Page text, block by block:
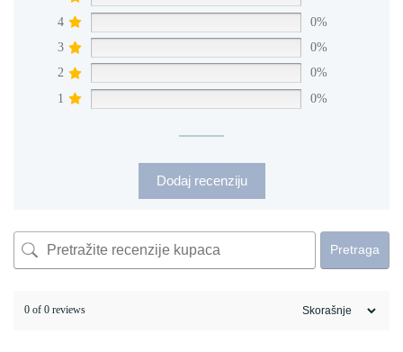
4
0%
3
0%
2
0%
1
0%
Dodaj recenziju
Pretraga
0 of 0 reviews